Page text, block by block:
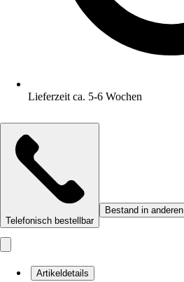
Lieferzeit ca. 5-6 Wochen
Telefonisch bestellbar
Bestand in
Artikeldetails